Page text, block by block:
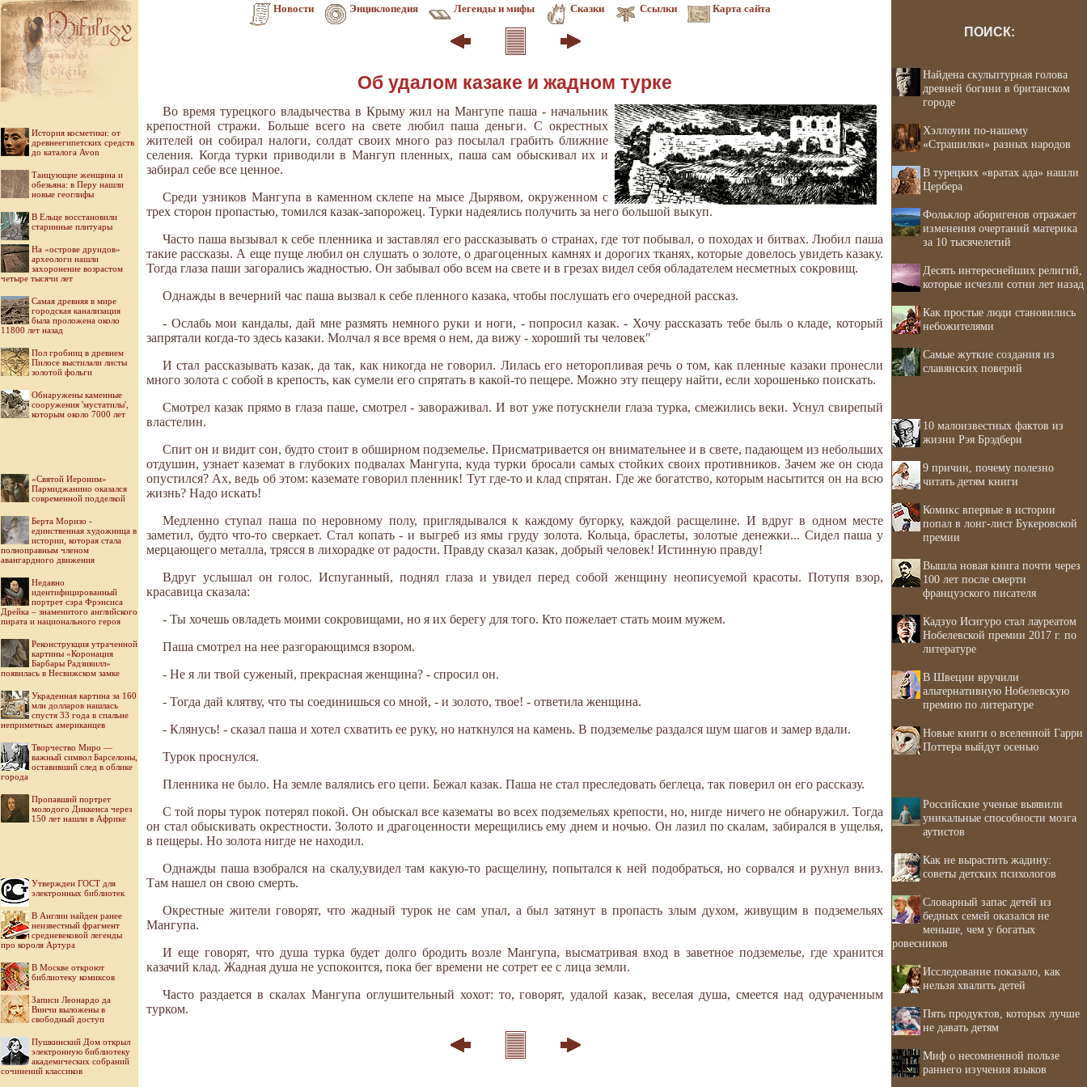
Новости Энциклопедия Легенды и мифы Сказки Ссылки Карта сайта
История косметики: от
древнеегипетских средств
до каталога Avon
Танцующие женщина и
обезьяна: в Перу нашли
новые геоглифы
В Ельце восстановили
старинные плитуары
На «острове друидов»
археологи нашли
захоронение возрастом
четыре тысячи лет
Самая древняя в мире
городская канализация
была проложена около
11800 лет назад
Пол гробниц в древнем
Пилосе выстилали листы
золотой фольги
Обнаружены каменные
сооружения 'мустатилы',
которым около 7000 лет
«Святой Иероним»
Пармиджанино оказался
современной подделкой
Берта Моризо -
единственная художница в
истории, которая стала
полноправным членом
авангардного движения
Недавно
идентифицированный
портрет сэра Фрэнсиса
Дрейка – знаменитого английского
пирата и национального героя
Реконструкция утраченной
картины «Коронация
Барбары Радзивилл»
появилась в Несвижском замке
Украденная картина за 160
млн долларов нашлась
спустя 33 года в спальне
неприметных американцев
Творчество Миро —
важный символ Барселоны,
оставивший след в облике
города
Пропавший портрет
молодого Диккенса через
150 лет нашли в Африке
Утвержден ГОСТ для
электронных библиотек
В Англии найден ранее
неизвестный фрагмент
средневековой легенды
про короля Артура
В Москве откроют
библиотеку комиксов
Записи Леонардо да
Винчи выложены в
свободный доступ
Пушкинский Дом открыл
электронную библиотеку
академических собраний
сочинений классиков
Об удалом казаке и жадном турке
Во время турецкого владычества в Крыму жил на Мангупе паша - начальник
крепостной стражи. Больше всего на свете любил паша деньги. С окрестных
жителей он собирал налоги, солдат своих много раз посылал грабить ближние
селения. Когда турки приводили в Мангуп пленных, паша сам обыскивал их и
забирал себе все ценное.
Среди узников Мангупа в каменном склепе на мысе Дырявом, окруженном с
трех сторон пропастью, томился казак-запорожец. Турки надеялись получить за него большой выкуп.
Часто паша вызывал к себе пленника и заставлял его рассказывать о странах, где тот побывал, о походах и битвах. Любил паша
такие рассказы. А еще пуще любил он слушать о золоте, о драгоценных камнях и дорогих тканях, которые довелось увидеть казаку.
Тогда глаза паши загорались жадностью. Он забывал обо всем на свете и в грезах видел себя обладателем несметных сокровищ.
Однажды в вечерний час паша вызвал к себе пленного казака, чтобы послушать его очередной рассказ.
- Ослабь мои кандалы, дай мне размять немного руки и ноги, - попросил казак. - Хочу рассказать тебе быль о кладе, который
запрятали когда-то здесь казаки. Молчал я все время о нем, да вижу - хороший ты человек"
И стал рассказывать казак, да так, как никогда не говорил. Лилась его неторопливая речь о том, как пленные казаки пронесли
много золота с собой в крепость, как сумели его спрятать в какой-то пещере. Можно эту пещеру найти, если хорошенько поискать.
Смотрел казак прямо в глаза паше, смотрел - завораживал. И вот уже потускнели глаза турка, смежились веки. Уснул свирепый
властелин.
Спит он и видит сон, будто стоит в обширном подземелье. Присматривается он внимательнее и в свете, падающем из небольших
отдушин, узнает каземат в глубоких подвалах Мангупа, куда турки бросали самых стойких своих противников. Зачем же он сюда
опустился? Ах, ведь об этом: каземате говорил пленник! Тут где-то и клад спрятан. Где же богатство, которым насытится он на всю
жизнь? Надо искать!
Медленно ступал паша по неровному полу, приглядывался к каждому бугорку, каждой расщелине. И вдруг в одном месте
заметил, будто что-то сверкает. Стал копать - и выгреб из ямы груду золота. Кольца, браслеты, золотые денежки... Сидел паша у
мерцающего металла, трясся в лихорадке от радости. Правду сказал казак, добрый человек! Истинную правду!
Вдруг услышал он голос. Испуганный, поднял глаза и увидел перед собой женщину неописуемой красоты. Потупя взор,
красавица сказала:
- Ты хочешь овладеть моими сокровищами, но я их берегу для того. Кто пожелает стать моим мужем.
Паша смотрел на нее разгорающимся взором.
- Не я ли твой суженый, прекрасная женщина? - спросил он.
- Тогда дай клятву, что ты соединишься со мной, - и золото, твое! - ответила женщина.
- Клянусь! - сказал паша и хотел схватить ее руку, но наткнулся на камень. В подземелье раздался шум шагов и замер вдали.
Турок проснулся.
Пленника не было. На земле валялись его цепи. Бежал казак. Паша не стал преследовать беглеца, так поверил он его рассказу.
С той поры турок потерял покой. Он обыскал все казематы во всех подземельях крепости, но, нигде ничего не обнаружил. Тогда
он стал обыскивать окрестности. Золото и драгоценности мерещились ему днем и ночью. Он лазил по скалам, забирался в ущелья,
в пещеры. Но золота нигде не находил.
Однажды паша взобрался на скалу,увидел там какую-то расщелину, попытался к ней подобраться, но сорвался и рухнул вниз.
Там нашел он свою смерть.
Окрестные жители говорят, что жадный турок не сам упал, а был затянут в пропасть злым духом, живущим в подземельях
Мангупа.
И еще говорят, что душа турка будет долго бродить возле Мангупа, высматривая вход в заветное подземелье, где хранится
казачий клад. Жадная душа не успокоится, пока бег времени не сотрет ее с лица земли.
Часто раздается в скалах Мангупа оглушительный хохот: то, говорят, удалой казак, веселая душа, смеется над одураченным
турком.
ПОИСК:
Найдена скульптурная голова
древней богини в британском
городе
Хэллоуин по-нашему
«Страшилки» разных народов
В турецких «вратах ада» нашли
Цербера
Фольклор аборигенов отражает
изменения очертаний материка
за 10 тысячелетий
Десять интереснейших религий,
которые исчезли сотни лет назад
Как простые люди становились
небожителями
Самые жуткие создания из
славянских поверий
10 малоизвестных фактов из
жизни Рэя Брэдбери
9 причин, почему полезно
читать детям книги
Комикс впервые в истории
попал в лонг-лист Букеровской
премии
Вышла новая книга почти через
100 лет после смерти
французского писателя
Кадзуо Исигуро стал лауреатом
Нобелевской премии 2017 г. по
литературе
В Швеции вручили
альтернативную Нобелевскую
премию по литературе
Новые книги о вселенной Гарри
Поттера выйдут осенью
Российские ученые выявили
уникальные способности мозга
аутистов
Как не вырастить жадину:
советы детских психологов
Словарный запас детей из
бедных семей оказался не
меньше, чем у богатых
ровесников
Исследование показало, как
нельзя хвалить детей
Пять продуктов, которых лучше
не давать детям
Миф о несомненной пользе
раннего изучения языков